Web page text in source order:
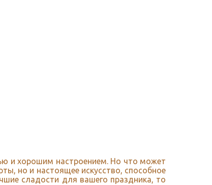
и хорошим настроением. Но что может
но и настоящее искусство, способное
сладости для вашего праздника, то